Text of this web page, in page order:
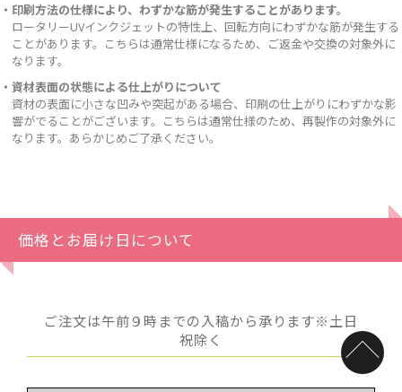
・印刷方法の仕様により、わずかな筋が発生することがあります。
ロータリーUVインクジェットの特性上、回転方向にわずかな筋が発生する
ことがあります。こちらは通常仕様になるため、ご返金や交換の対象外に
なります。
・資材表面の状態による仕上がりについて
資材の表面に小さな凹みや突起がある場合、印刷の仕上がりにわずかな影
響がでることがございます。こちらは通常仕様のため、再製作の対象外に
なります。あらかじめご了承ください。
価格とお届け日について
ご注文は午前９時までの入稿から承ります※土日
祝除く